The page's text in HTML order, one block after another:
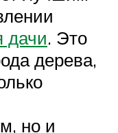
дачи. Это
дерева,
но и